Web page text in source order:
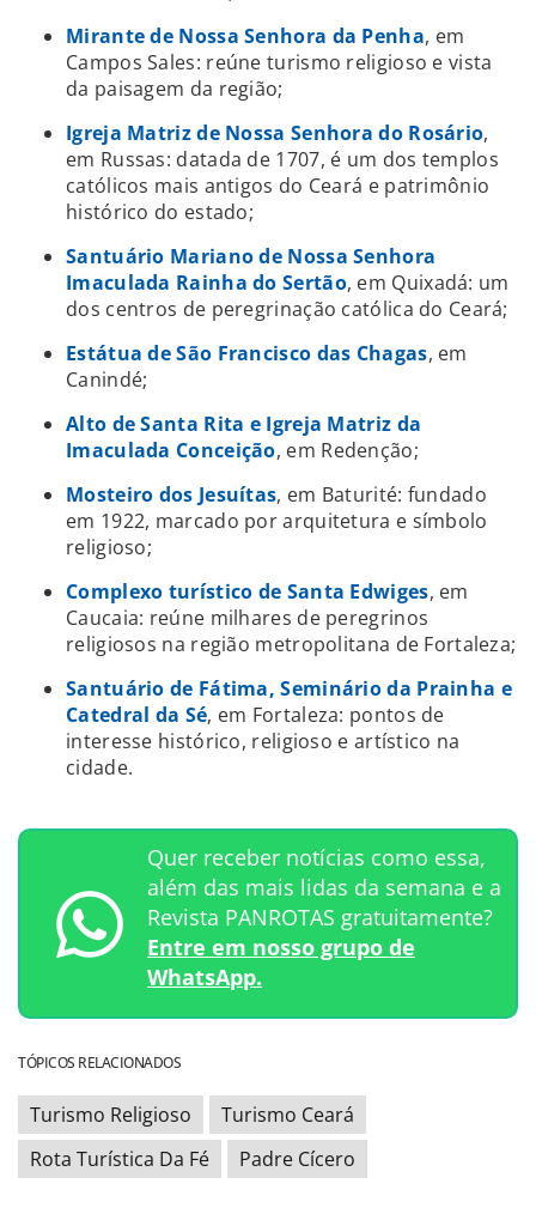
Mirante de Nossa Senhora da Penha, em
Campos Sales: reúne turismo religioso e vista
da paisagem da região;
Igreja Matriz de Nossa Senhora do Rosário,
em Russas: datada de 1707, é um dos templos
católicos mais antigos do Ceará e patrimônio
histórico do estado;
Santuário Mariano de Nossa Senhora
Imaculada Rainha do Sertão, em Quixadá: um
dos centros de peregrinação católica do Ceará;
Estátua de São Francisco das Chagas, em
Canindé;
Alto de Santa Rita e Igreja Matriz da
Imaculada Conceição, em Redenção;
Mosteiro dos Jesuítas, em Baturité: fundado
em 1922, marcado por arquitetura e símbolo
religioso;
Complexo turístico de Santa Edwiges, em
Caucaia: reúne milhares de peregrinos
religiosos na região metropolitana de Fortaleza;
Santuário de Fátima, Seminário da Prainha e
Catedral da Sé, em Fortaleza: pontos de
interesse histórico, religioso e artístico na
cidade.
Quer receber notícias como essa,
além das mais lidas da semana e a
Revista PANROTAS gratuitamente?
Entre em nosso grupo de
WhatsApp.
TÓPICOS RELACIONADOS
Turismo Religioso
Turismo Ceará
Rota Turística Da Fé
Padre Cícero